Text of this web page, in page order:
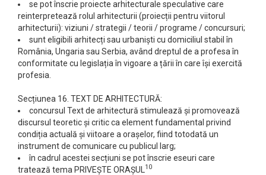
se pot înscrie proiecte arhitecturale speculative care
reinterpretează rolul arhitecturii (proiecții pentru viitorul
arhitecturii): viziuni / strategii / teorii / programe / concursuri;
sunt eligibili arhitecți sau urbaniști cu domiciliul stabil în
România, Ungaria sau Serbia, având dreptul de a profesa în
conformitate cu legislația în vigoare a țării în care își exercită
profesia.
Secțiunea 16. TEXT DE ARHITECTURĂ:
concursul Text de arhitectură stimulează şi promovează
discursul teoretic și critic ca element fundamental privind
condiția actuală și viitoare a orașelor, fiind totodată un
instrument de comunicare cu publicul larg;
în cadrul acestei secțiuni se pot înscrie eseuri care
tratează tema PRIVEȘTE ORAȘUL
10